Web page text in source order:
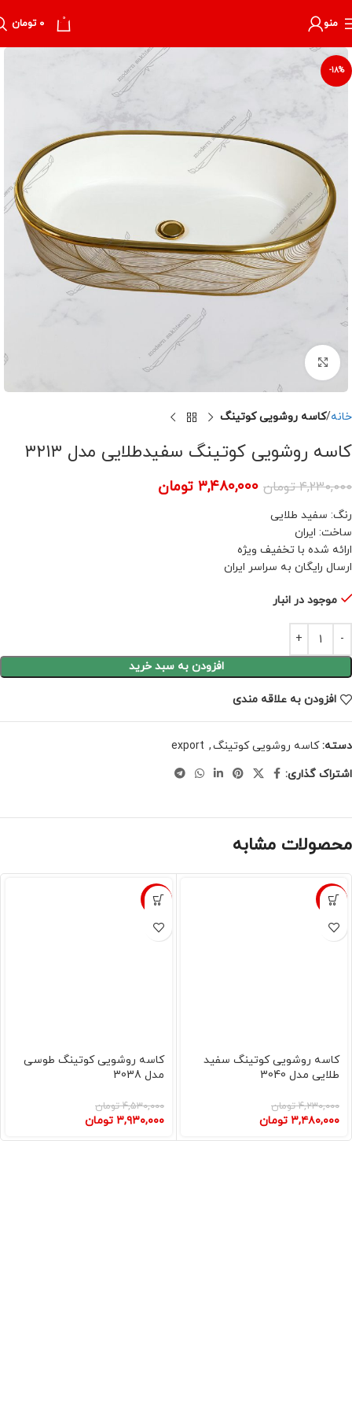
منو 0 ۰ تومان
-18%
برای بزرگنمایی کلیک کنید
خانه کاسه روشویی کوتینگ
کاسه روشویی کوتینگ سفیدطلایی مدل ۳۲۱۳
۴,۲۳۰,۰۰۰ تومان ۳,۴۸۰,۰۰۰ تومان
رنگ: سفید طلایی
ساخت: ایران
ارائه شده با تخفیف ویژه
ارسال رایگان به سراسر ایران
موجود در انبار
افزودن به سبد خرید
افزودن به علاقه مندی
دسته: کاسه روشویی کوتینگ,
export
اشتراک گذاری:
محصولات مشابه
-18%
کاسه روشویی کوتینگ سفید
طلایی مدل 3040
۴,۲۳۰,۰۰۰ تومان
۳,۴۸۰,۰۰۰ تومان
-13%
کاسه روشویی کوتینگ طوسی
مدل 3038
۴,۵۳۰,۰۰۰ تومان
۳,۹۳۰,۰۰۰ تومان